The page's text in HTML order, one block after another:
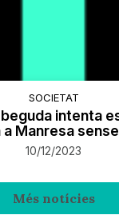
SOCIETAT
intenta
a Manresa
10/12/2023
Més notícies